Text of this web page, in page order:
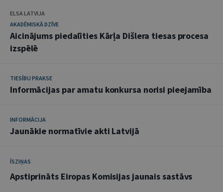
ELSA LATVIJA
AKADĒMISKĀ DZĪVE
Aicinājums piedalīties Kārļa Dišlera tiesas procesa
izspēlē
TIESĪBU PRAKSE
Informācijas par amatu konkursa norisi pieejamība
INFORMĀCIJA
Jaunākie normatīvie akti Latvijā
ĪSZIŅAS
Apstiprināts Eiropas Komisijas jaunais sastāvs